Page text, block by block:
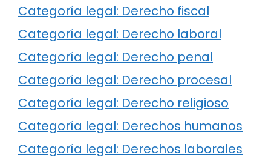
Categoría legal: Derecho fiscal
Categoría legal: Derecho laboral
Categoría legal: Derecho penal
Categoría legal: Derecho procesal
Categoría legal: Derecho religioso
Categoría legal: Derechos humanos
Categoría legal: Derechos laborales